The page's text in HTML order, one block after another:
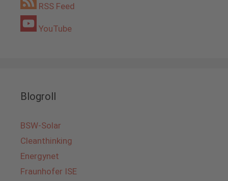
RSS Feed
YouTube
Blogroll
BSW-Solar
Cleanthinking
Energynet
Fraunhofer ISE